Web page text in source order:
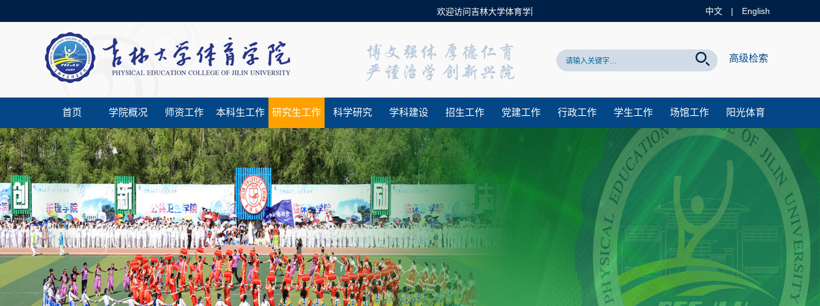
欢迎访问吉林大学体育学院官方网站！ 中文 | English
高级检索
首页 学院概况 师资工作 本科生工作 研究生工作 科学研究 学科建设 招生工作 党建工作 行政工作 学生工作 场馆工作 阳光体育